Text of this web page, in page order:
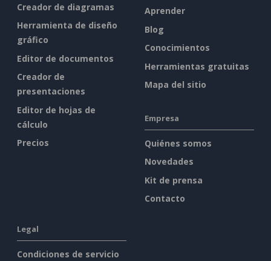
Creador de diagramas
Herramienta de diseño
gráfico
Editor de documentos
Creador de
presentaciones
Editor de hojas de
cálculo
Precios
Aprender
Blog
Conocimientos
Herramientas gratuitas
Mapa del sitio
Empresa
Quiénes somos
Novedades
Kit de prensa
Contacto
Legal
Condiciones de servicio